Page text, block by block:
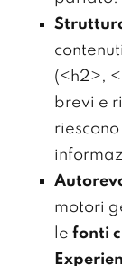
contenuti
(<h2>,
brevi e
motori
le fonti